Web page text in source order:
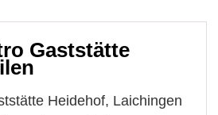
Gaststätte
Heidehof, Laichingen